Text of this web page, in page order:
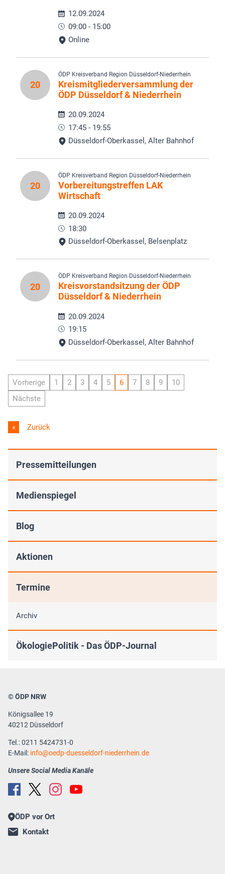
12.09.2024
09:00 - 15:00
Online
20
ÖDP Kreisverband Region Düsseldorf-Niederrhein
Kreismitgliederversammlung der
ÖDP Düsseldorf & Niederrhein
20.09.2024
17:45 - 19:55
Düsseldorf-Oberkassel, Alter Bahnhof
20
ÖDP Kreisverband Region Düsseldorf-Niederrhein
Vorbereitungstreffen LAK
Wirtschaft
20.09.2024
18:30
Düsseldorf-Oberkassel, Belsenplatz
20
ÖDP Kreisverband Region Düsseldorf-Niederrhein
Kreisvorstandsitzung der ÖDP
Düsseldorf & Niederrhein
20.09.2024
19:15
Düsseldorf-Oberkassel, Alter Bahnhof
Vorherige 1 2 3 4 5 6 7 8 9
10
Nächste
Zurück
Pressemitteilungen
Medienspiegel
Blog
Aktionen
Termine
Archiv
ÖkologiePolitik - Das ÖDP-Journal
© ÖDP NRW
Königsallee 19
40212 Düsseldorf
Tel.: 0211 5424731-0
E-Mail: info oedp-duesseldorf-niederrhein.de
Unsere Social Media Kanäle
ÖDP vor Ort
Kontakt